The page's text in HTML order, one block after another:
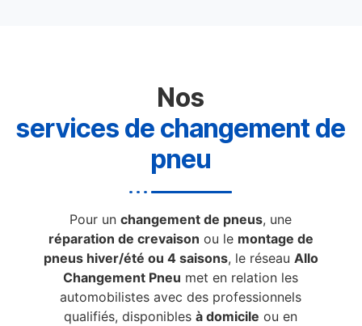
Nos
services de changement de
pneu
Pour unchangement de pneus, une
réparation de crevaison ou le montage de
pneus hiver/été ou 4 saisons, le réseau Allo
Changement Pneu met en relation les
automobilistes avec des professionnels
qualifiés, disponiblesà domicile ou en